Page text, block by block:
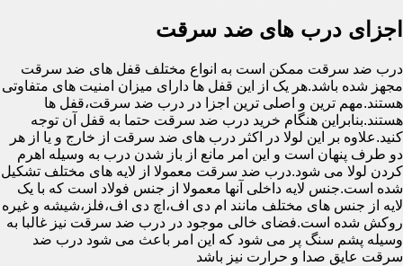
اجزای درب های ضد سرقت
درب ضد سرقت ممکن است به انواع مختلف قفل های ضد سرقت
مجهز شده باشد.هر یک از این قفل ها دارای میزان امنیت های متفاوتی
هستند.مهم ترین و اصلی ترین اجزا در درب ضد سرقت،قفل ها
هستند.بنابراین هنگام خرید درب ضد سرقت حتما به قفل آن توجه
کنید.علاوه بر این لولا در اکثر درب های ضد سرقت از خارج و یا از هر
دو طرف پنهان است و این امر مانع از باز شدن درب به وسیله اهرم
کردن لولا می شود.درب ضد سرقت معمولا از لایه های مختلف تشکیل
شده است.جنس لایه داخلی آنها معمولا از جنس فولاد است که با یک
لایه از جنس های مختلف مانند ام دی اف،اچ دی اف،فلز،شیشه و غیره
روکش شده است.فضای خالی موجود در درب ضد سرقت نیز غالبا به
وسیله پشم سنگ پر می شود که این امر باعث می شود درب ضد
سرقت عایق صدا و حرارت نیز باشد